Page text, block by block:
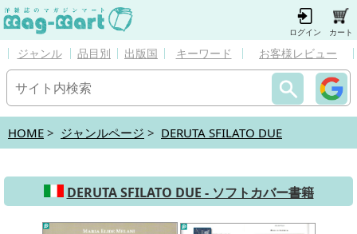
ログイン カート
ジャンル 品目別 出版国 キーワード お客様レビュー
HOME > ジャンルページ > DERUTA SFILATO DUE
DERUTA SFILATO DUE - ソフトカバー書籍